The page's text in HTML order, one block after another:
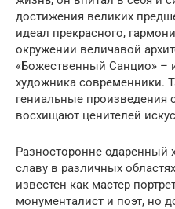
достижения великих
идеал прекрасного,
окружении величавой
«Божественный Санцио» –
художника современники.
гениальные произведения
восхищают ценителей
Разносторонне одаренный
славу в различных
известен как мастер
монументалист и поэт, но